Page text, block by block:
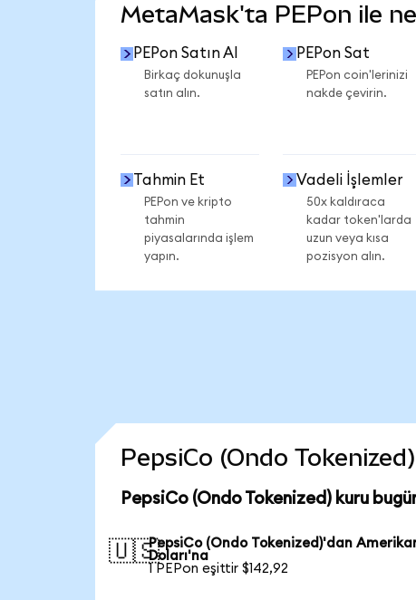
MetaMask'ta PEPon ile
PEPon Satın Al
Birkaç dokunuşla
satın alın.
PEPon Sat
PEPon coin'lerinizi
nakde çevirin.
Tahmin Et
PEPon ve kripto
tahmin
piyasalarında işlem
yapın.
Vadeli İşlemler
50x kaldıraca
kadar token'larda
uzun veya kısa
pozisyon alın.
PepsiCo (Ondo
PepsiCo (Ondo Tokenized) kuru
🇺🇸PepsiCo (Ondo Tokenized)'dan
Doları'na
1 PEPon eşittir $142,92